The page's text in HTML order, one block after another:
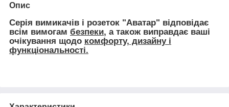
Опис
Серія вимикачів і розеток "Аватар" відповідає
всім вимогам безпеки, а також виправдає ваші
очікування щодо комфорту, дизайну і
функціональності.